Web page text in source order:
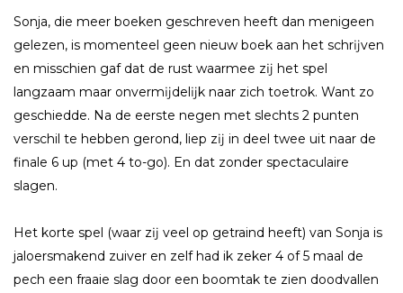
Sonja, die meer boeken geschreven heeft dan menigeen
gelezen, is momenteel geen nieuw boek aan het schrĳven
en misschien gaf dat de rust waarmee zĳ het spel
langzaam maar onvermĳdelĳk naar zich toetrok. Want zo
geschiedde. Na de eerste negen met slechts 2 punten
verschil te hebben gerond, liep zĳ in deel twee uit naar de
finale 6 up (met 4 to-go). En dat zonder spectaculaire
slagen.
Het korte spel (waar zĳ veel op getraind heeft) van Sonja is
jaloersmakend zuiver en zelf had ik zeker 4 of 5 maal de
pech een fraaie slag door een boomtak te zien doodvallen